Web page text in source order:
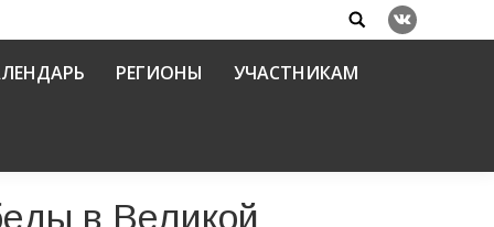
Search:
Вконтакте
РЕГИОНЫ УЧАСТНИКАМ
в Великой